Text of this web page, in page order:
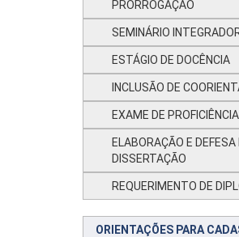
PRORROGAÇÃO
SEMINÁRIO
ESTÁGIO DE DOCÊNCIA
INCLUSÃO DE
EXAME DE PROFICIÊNCIA
ELABORAÇÃO E DEFESA
DISSERTAÇÃO
REQUERIMENTO DE
ORIENTAÇÕES PARA